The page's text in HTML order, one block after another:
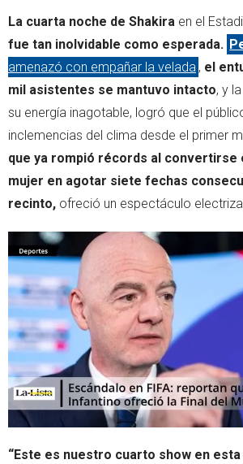
t
t
e
r
t
s
a
p
p
La cuarta noche de Shakira en el
fue tan inolvidable como esperada.
amenazó con empañar la velada , el
mil asistentes se mantuvo intacto, y
su energía inagotable, logró que el
inclemencias del clima desde el primer
que ya rompió récords al convertirse
mujer en agotar siete fechas
recinto, ofreció un espectáculo
“Este es nuestro cuarto show en